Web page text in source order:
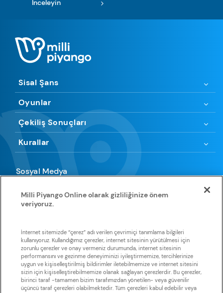
İnceleyin
Sisal Şans
Oyunlar
Çekiliş Sonuçları
Kurallar
Sosyal Medya
Uygulamamıza göz atın
App Store Google Play Huawei
Store
Milli Piyango Online olarak gizliliğinize önem
veriyoruz.
İnternet sitemizde “çerez” adı verilen çevrimiçi tanımlama bilgileri
kullanıyoruz. Kullandığımız çerezler, internet sitesinin yürütülmesi için
zorunlu çerezler ve onay vermeniz durumunda, internet sitesinin
performansını ve gezinme deneyiminizi iyileştirmemize, tercihlerinize
uygun ve kişiselleştirilmiş bildirimler iletebilmemize ve internet sitesini
sizin için kişiselleştirebilmemize olanak sağlayan çerezlerdir. Bu çerezler,
birinci taraf -tamamen bizim tarafımızdan yönetilen- veya güvenilir
üçüncü taraf çerezleri olabilmektedir. Tüm çerezleri kabul edebilir veya